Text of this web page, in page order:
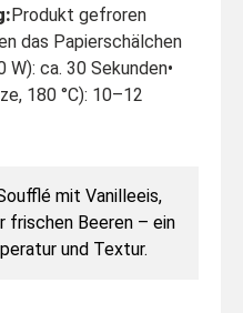
Produkt gefroren
das Papierschälchen
W): ca. 30 Sekunden•
180 °C): 10–12
mit Vanilleeis,
frischen Beeren – ein
und Textur.